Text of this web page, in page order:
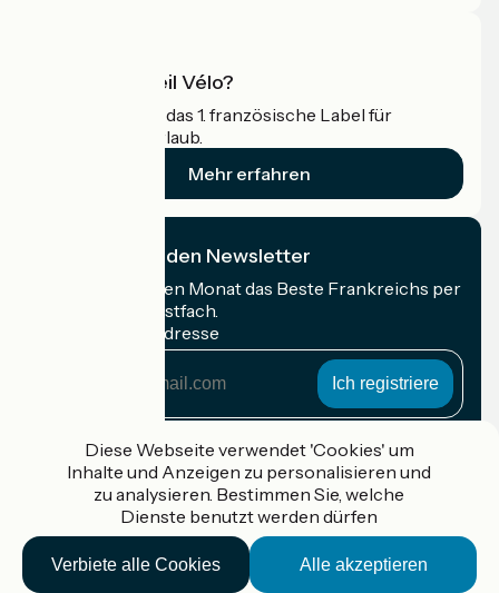
Was ist Accueil Vélo?
Accueil Vélo ist das 1. französische Label für
Radfahrer im Urlaub.
Mehr erfahren
Ich abonniere den Newsletter
Erhalten Sie jeden Monat das Beste Frankreichs per
Rad in Ihrem Postfach.
Meine E-Mail-Adresse
Adresse
Gefördert im Rahmen von Destination France
Accueil Vélo Pro
Diese Webseite verwendet 'Cookies' um
Inhalte und Anzeigen zu personalisieren und
zu analysieren. Bestimmen Sie, welche
Dienste benutzt werden dürfen
Alle akzeptieren
Verbiete alle Cookies